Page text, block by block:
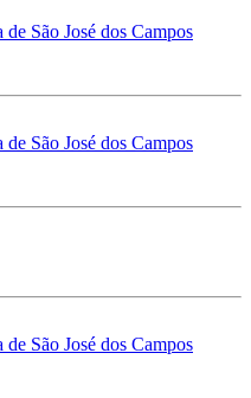
São José dos Campos
São José dos Campos
São José dos Campos